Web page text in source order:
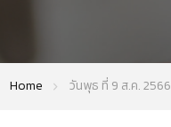
Home วันพุธ ที่ 9 ส.ค. 2566